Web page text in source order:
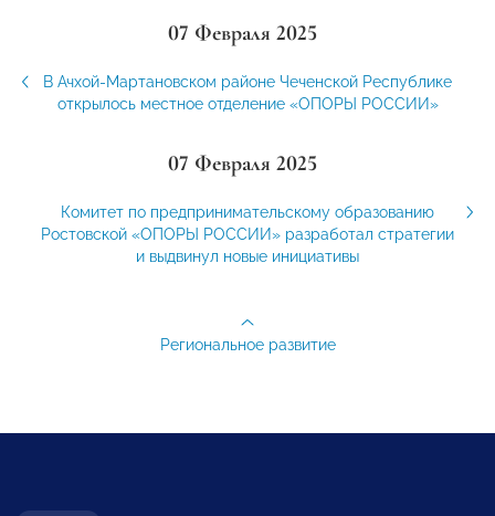
07 Февраля 2025
В Ачхой-Мартановском районе Чеченской Республике
открылось местное отделение «ОПОРЫ РОССИИ»
07 Февраля 2025
Комитет по предпринимательскому образованию
Ростовской «ОПОРЫ РОССИИ» разработал стратегии
и выдвинул новые инициативы
Региональное развитие